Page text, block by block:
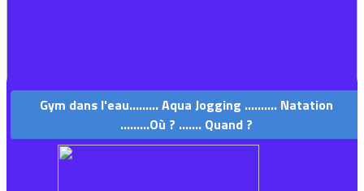
Gym dans l'eau......... Aqua Jogging .......... Natation
.........Où ? ....... Quand ?